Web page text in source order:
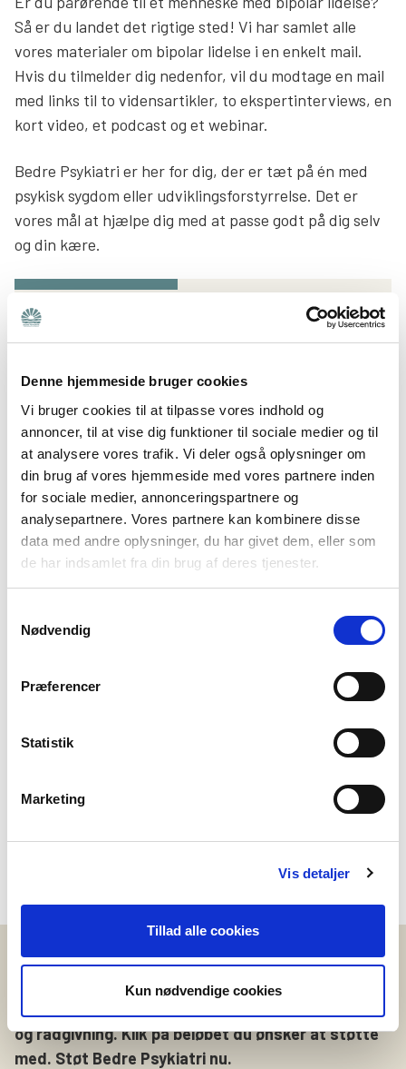
Denne hjemmeside bruger cookies
Vi bruger cookies til at tilpasse vores indhold og
annoncer, til at vise dig funktioner til sociale medier og til
at analysere vores trafik. Vi deler også oplysninger om
din brug af vores hjemmeside med vores partnere inden
for sociale medier, annonceringspartnere og
analysepartnere. Vores partnere kan kombinere disse
data med andre oplysninger, du har givet dem, eller som
de har indsamlet fra din brug af deres tjenester.
Nødvendig
Præferencer
Statistik
Marketing
Vis detaljer
Tillad alle cookies
Kun nødvendige cookies
Søg
Så er du landet det rigtige sted! Vi har samlet alle
vores materialer om bipolar lidelse i en enkelt mail.
Hvis du tilmelder dig nedenfor, vil du modtage en mail
med links til to vidensartikler, to ekspertinterviews, en
kort video, et podcast og et webinar.
Bedre Psykiatri er her for dig, der er tæt på én med
psykisk sygdom eller udviklingsforstyrrelse. Det er
vores mål at hjælpe dig med at passe godt på dig selv
og din kære.
E-mail*
Telefonnummer
Bedre Psykiatri kan kontakte dig med information om
støttemuligheder og organisationens arbejde via e-mail, telefonisk
og via online medier (f.eks. Facebook). Hvis du ikke ønsker, vi
Obligatorisk felt
Læs Bedre Psykiatris
og rådgivning. Klik på beløbet du ønsker at støtte
med. Støt Bedre Psykiatri nu.